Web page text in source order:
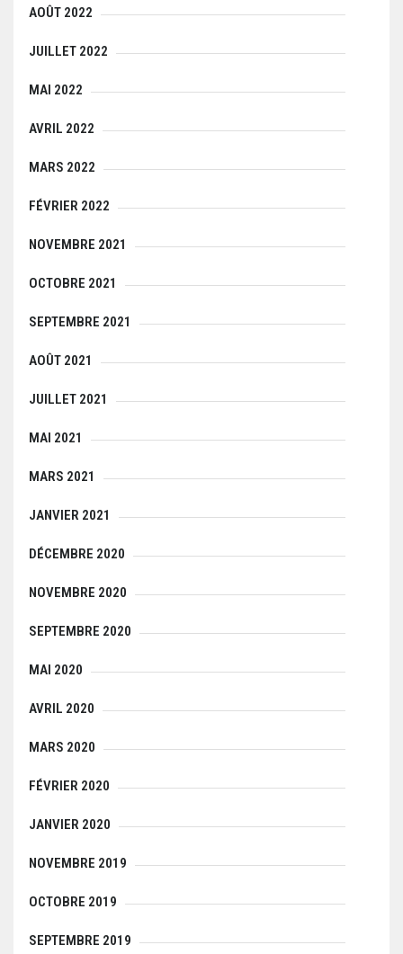
AOÛT 2022
JUILLET 2022
MAI 2022
AVRIL 2022
MARS 2022
FÉVRIER 2022
NOVEMBRE 2021
OCTOBRE 2021
SEPTEMBRE 2021
AOÛT 2021
JUILLET 2021
MAI 2021
MARS 2021
JANVIER 2021
DÉCEMBRE 2020
NOVEMBRE 2020
SEPTEMBRE 2020
MAI 2020
AVRIL 2020
MARS 2020
FÉVRIER 2020
JANVIER 2020
NOVEMBRE 2019
OCTOBRE 2019
SEPTEMBRE 2019